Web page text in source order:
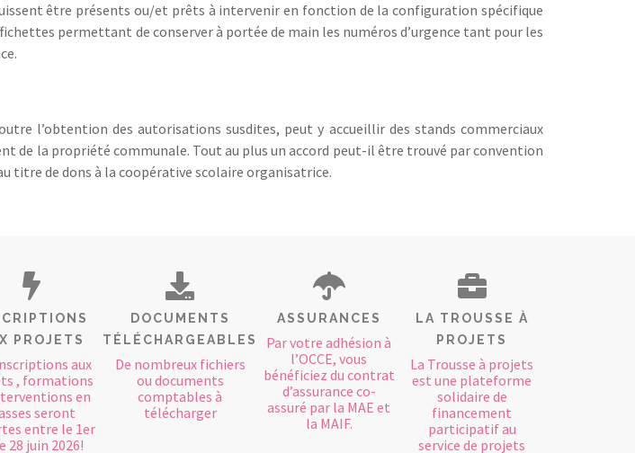
être présents ou/et prêts à intervenir en fonction de la configuration spécifique
permettant de conserver à portée de main les numéros d’urgence tant pour les
l’obtention des autorisations susdites, peut y accueillir des stands commerciaux
de la propriété communale. Tout au plus un accord peut-il être trouvé par convention
titre de dons à la coopérative scolaire organisatrice.
PROJETS
aux
, formations
en
seront
entre le 1er
28 juin 2026!
DOCUMENTS
TÉLÉCHARGEABLES
De nombreux fichiers
ou documents
comptables à
télécharger
ASSURANCES
Par votre adhésion à
l’OCCE, vous
bénéficiez du contrat
d’assurance co-
assuré par la MAE et
la MAIF.
LA TROUSSE À
PROJETS
La Trousse à projets
est une plateforme
solidaire de
financement
participatif au
service de projets